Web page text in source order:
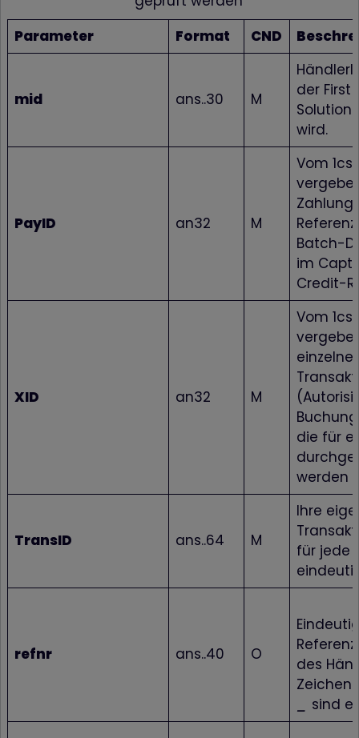
Parameter
Format CND
mid ans..30 M
der First
Solution
wird.
PayID an32 M
Vom 1cs
Zahlung;
Batch-
im
Credit-
XID an32 M
Vom 1cs
die für
werden
TransID ans..64 M
Ihre
für jede
refnr ans..40 O
des
Zeichen
sind